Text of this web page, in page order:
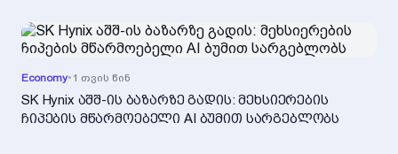
Economy•1 თვის წინ
SK Hynix აშშ-ის ბაზარზე გადის: მეხსიერების
ჩიპების მწარმოებელი AI ბუმით სარგებლობს